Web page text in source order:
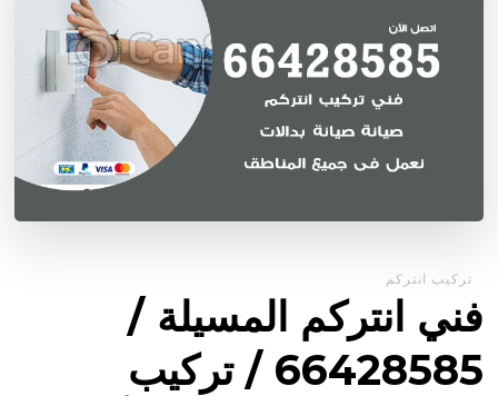
تركيب انتركم
فني انتركم المسيلة /
66428585 / تركيب